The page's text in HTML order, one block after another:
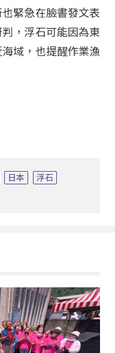
緊急在臉書發文表
，浮石可能因為東
域，也提醒作業漁
日本
浮石